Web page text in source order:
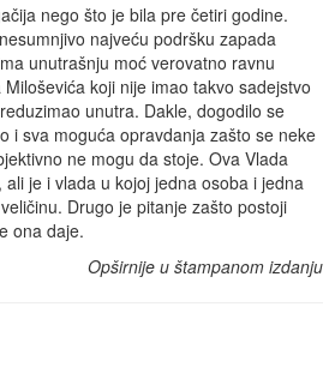
nego što je bila pre četiri godine.
najveću podršku zapada
unutrašnju moć verovatno ravnu
koji nije imao takvo sadejstvo
unutra. Dakle, dogodilo se
i sva moguća opravdanja zašto se neke
ne mogu da stoje. Ova Vlada
je i vlada u kojoj jedna osoba i jedna
Drugo je pitanje zašto postoji
ona daje.
Opširnije u štampanom izdanju